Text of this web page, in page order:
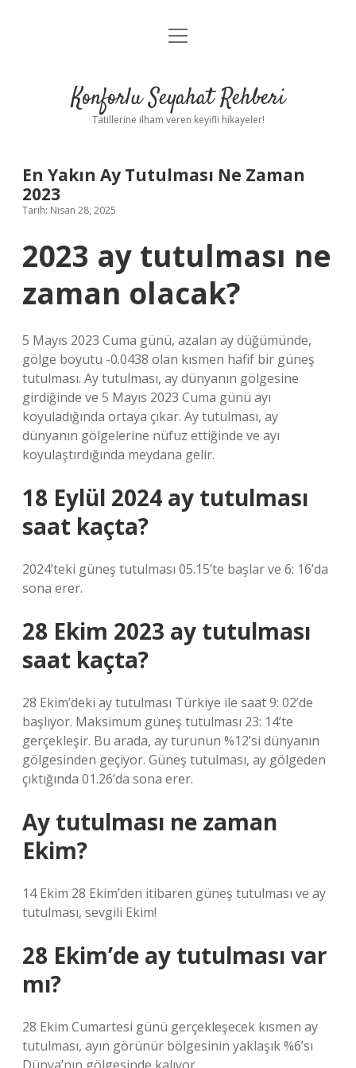
Anasayfa
Yasal Uyarı
menüyü
Konforlu Seyahat Rehberi
Tatillerine ilham veren keyifli hikayeler!
En Yakın Ay Tutulması Ne Zaman
2023
Tarih: Nisan 28, 2025
2023 ay tutulması ne
zaman olacak?
5 Mayıs 2023 Cuma günü, azalan ay düğümünde,
gölge boyutu -0.0438 olan kısmen hafif bir güneş
tutulması. Ay tutulması, ay dünyanın gölgesine
girdiğinde ve 5 Mayıs 2023 Cuma günü ayı
koyuladığında ortaya çıkar. Ay tutulması, ay
dünyanın gölgelerine nüfuz ettiğinde ve ayı
koyulaştırdığında meydana gelir.
18 Eylül 2024 ay tutulması
saat kaçta?
2024’teki güneş tutulması 05.15’te başlar ve 6: 16’da
sona erer.
28 Ekim 2023 ay tutulması
saat kaçta?
28 Ekim’deki ay tutulması Türkiye ile saat 9: 02’de
başlıyor. Maksimum güneş tutulması 23: 14’te
gerçekleşir. Bu arada, ay turunun %12’si dünyanın
gölgesinden geçiyor. Güneş tutulması, ay gölgeden
çıktığında 01.26’da sona erer.
Ay tutulması ne zaman
Ekim?
14 Ekim 28 Ekim’den itibaren güneş tutulması ve ay
tutulması, sevgili Ekim!
28 Ekim’de ay tutulması var
mı?
28 Ekim Cumartesi günü gerçekleşecek kısmen ay
tutulması, ayın görünür bölgesinin yaklaşık %6’sı